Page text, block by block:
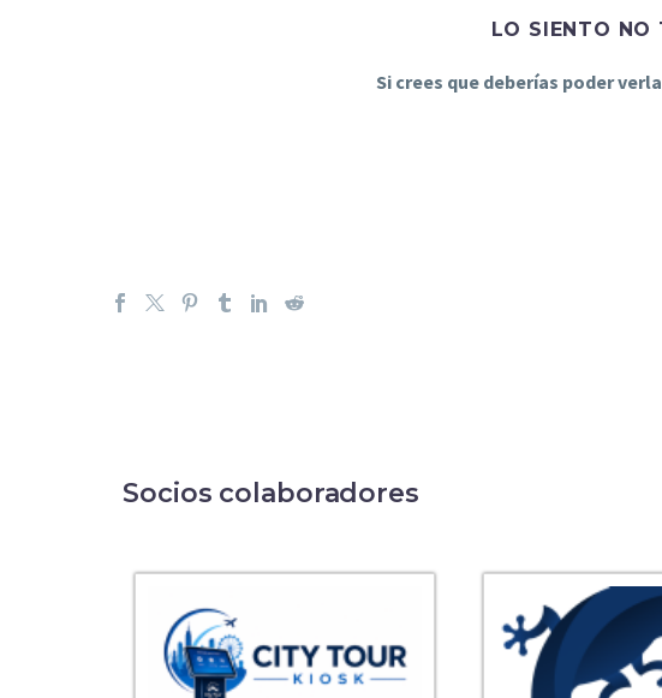
LO SIENTO NO
Si crees que deberías poder
Socios colaboradores